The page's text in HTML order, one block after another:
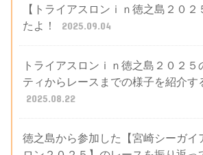
【トライアスロンｉｎ徳之島２０２
たよ！
2025.09.04
トライアスロンｉｎ徳之島２０２５
ティからレースまでの様子を紹介す
2025.08.22
徳之島から参加した【宮崎シーガイ